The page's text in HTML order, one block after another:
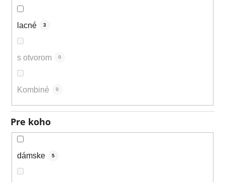
lacné 3
s otvorom 0
Kombiné 0
Pre koho
dámske 5